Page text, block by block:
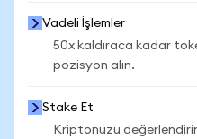
Vadeli İşlemler
50x kaldıraca kadar
pozisyon alın.
Stake Et
Kriptonuzu